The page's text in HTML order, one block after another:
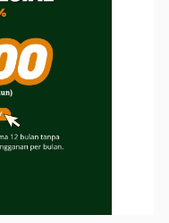
Sumba yang
kolektor di luar
Basel, Swiss yang
kain tradisional
kain Sumba.
dimiliki kolektor
hingga